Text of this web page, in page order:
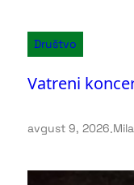
Društvo
Vatreni
avgust 9, 2026.